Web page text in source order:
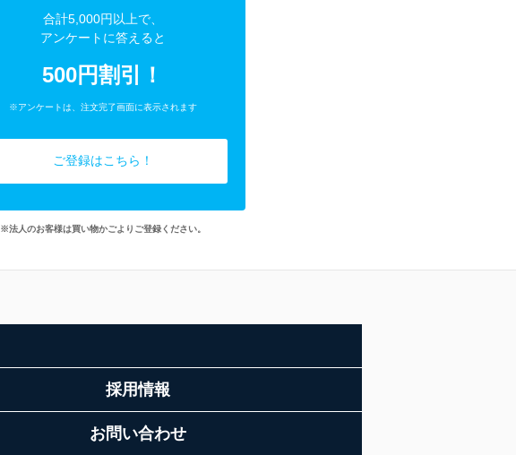
合計5,000円以上で、
アンケートに答えると
500円割引！
※アンケートは、注文完了画面に表示されます
ご登録はこちら！
※法人のお客様は買い物かごよりご登録ください。
採用情報
お問い合わせ